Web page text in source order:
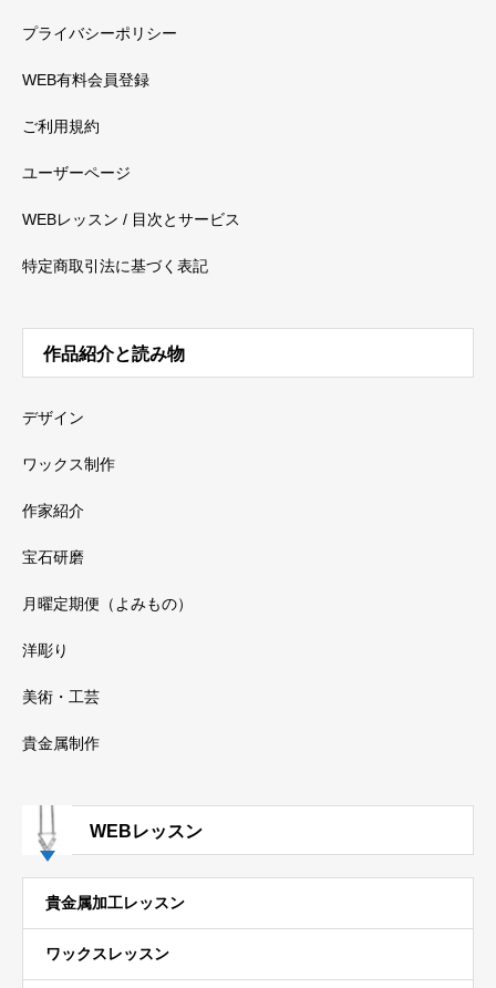
プライバシーポリシー
WEB有料会員登録
ご利用規約
ユーザーページ
WEBレッスン / 目次とサービス
特定商取引法に基づく表記
作品紹介と読み物
デザイン
ワックス制作
作家紹介
宝石研磨
月曜定期便（よみもの）
洋彫り
美術・工芸
貴金属制作
WEBレッスン
貴金属加工レッスン
ワックスレッスン